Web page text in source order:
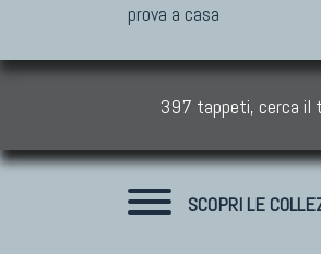
prova a casa
397 tappeti, cerca il
SCOPRI LE